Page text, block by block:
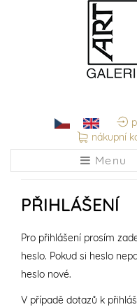
nákupní
Menu
PŘIHLÁŠENÍ
Pro přihlášení prosím
heslo. Pokud si heslo
heslo nové.
V případě dotazů k